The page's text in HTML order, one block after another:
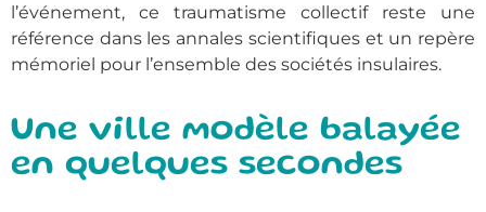
l’événement, ce traumatisme collectif reste une
référence dans les annales scientifiques et un repère
mémoriel pour l’ensemble des sociétés insulaires.
Une ville modèle balayée
en quelques secondes